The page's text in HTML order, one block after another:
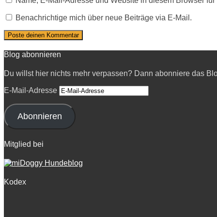
Benachrichtige mich über neue Beiträge via E-Mail.
Blog abonnieren
Du willst hier nichts mehr verpassen? Dann abonniere das
E-Mail-Adresse
Abonnieren
Mitglied bei
Kodex